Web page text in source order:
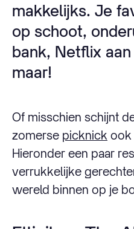
makkelijks. Je
op schoot,
bank, Netflix
maar!
Of misschien schijnt
zomerse picknick ook
Hieronder een paar
verrukkelijke
wereld binnen op je